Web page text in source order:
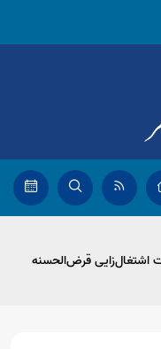
تسهیلات اشتغال‌زایی قرض‌الحسنه